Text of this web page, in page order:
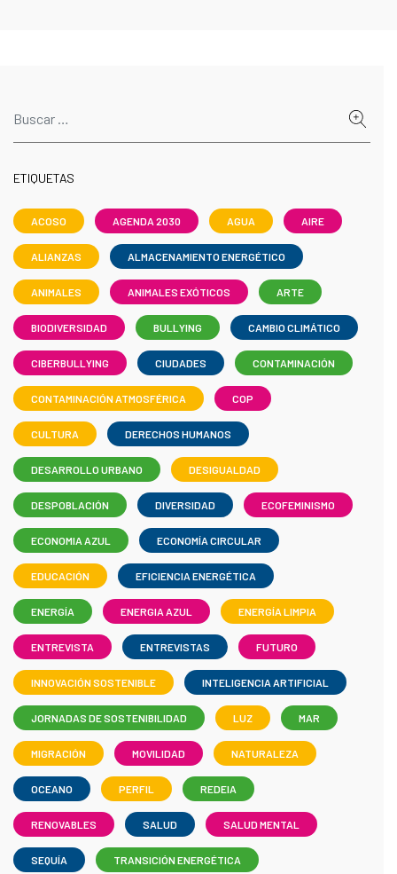
ETIQUETAS
ACOSO AGENDA 2030 AGUA AIRE
ALIANZAS ALMACENAMIENTO ENERGÉTICO
ANIMALES ANIMALES EXÓTICOS ARTE
BIODIVERSIDAD BULLYING CAMBIO CLIMÁTICO
CIBERBULLYING CIUDADES CONTAMINACIÓN
CONTAMINACIÓN ATMOSFÉRICA COP
CULTURA DERECHOS HUMANOS
DESARROLLO URBANO DESIGUALDAD
DESPOBLACIÓN DIVERSIDAD ECOFEMINISMO
ECONOMIA AZUL ECONOMÍA CIRCULAR
EDUCACIÓN EFICIENCIA ENERGÉTICA
ENERGÍA ENERGIA AZUL ENERGÍA LIMPIA
ENTREVISTA ENTREVISTAS FUTURO
INNOVACIÓN SOSTENIBLE INTELIGENCIA ARTIFICIAL
JORNADAS DE SOSTENIBILIDAD LUZ MAR
MIGRACIÓN MOVILIDAD NATURALEZA
OCEANO PERFIL REDEIA
RENOVABLES SALUD SALUD MENTAL
SEQUÍA TRANSICIÓN ENERGÉTICA